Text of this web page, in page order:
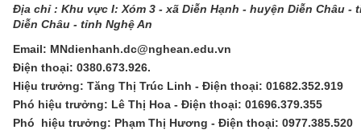
Địa chỉ : Khu vực I: Xóm 3 - xã Diễn Hạnh - huyện Diễn Châu
Diễn Châu - tỉnh Nghệ An
Email: MNdienhanh.dc@nghean.edu.vn
Điện thoại: 0380.673.926.
Hiệu trưởng: Tăng Thị Trúc Linh - Điện thoại: 01682.352.919
Phó hiệu trưởng: Lê Thị Hoa - Điện thoại: 01696.379.355
Phó hiệu trưởng: Phạm Thị Hương - Điện thoại: 0977.385.520